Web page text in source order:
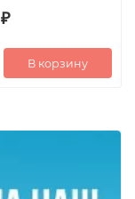
В корзину